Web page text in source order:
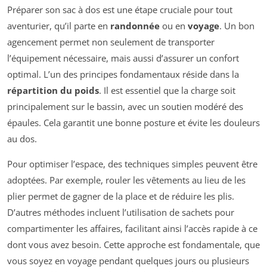
Préparer son sac à dos est une étape cruciale pour tout
aventurier, qu’il parte en randonnée ou en voyage. Un bon
agencement permet non seulement de transporter
l’équipement nécessaire, mais aussi d’assurer un confort
optimal. L’un des principes fondamentaux réside dans la
répartition du poids. Il est essentiel que la charge soit
principalement sur le bassin, avec un soutien modéré des
épaules. Cela garantit une bonne posture et évite les douleurs
au dos.
Pour optimiser l’espace, des techniques simples peuvent être
adoptées. Par exemple, rouler les vêtements au lieu de les
plier permet de gagner de la place et de réduire les plis.
D’autres méthodes incluent l’utilisation de sachets pour
compartimenter les affaires, facilitant ainsi l’accès rapide à ce
dont vous avez besoin. Cette approche est fondamentale, que
vous soyez en voyage pendant quelques jours ou plusieurs